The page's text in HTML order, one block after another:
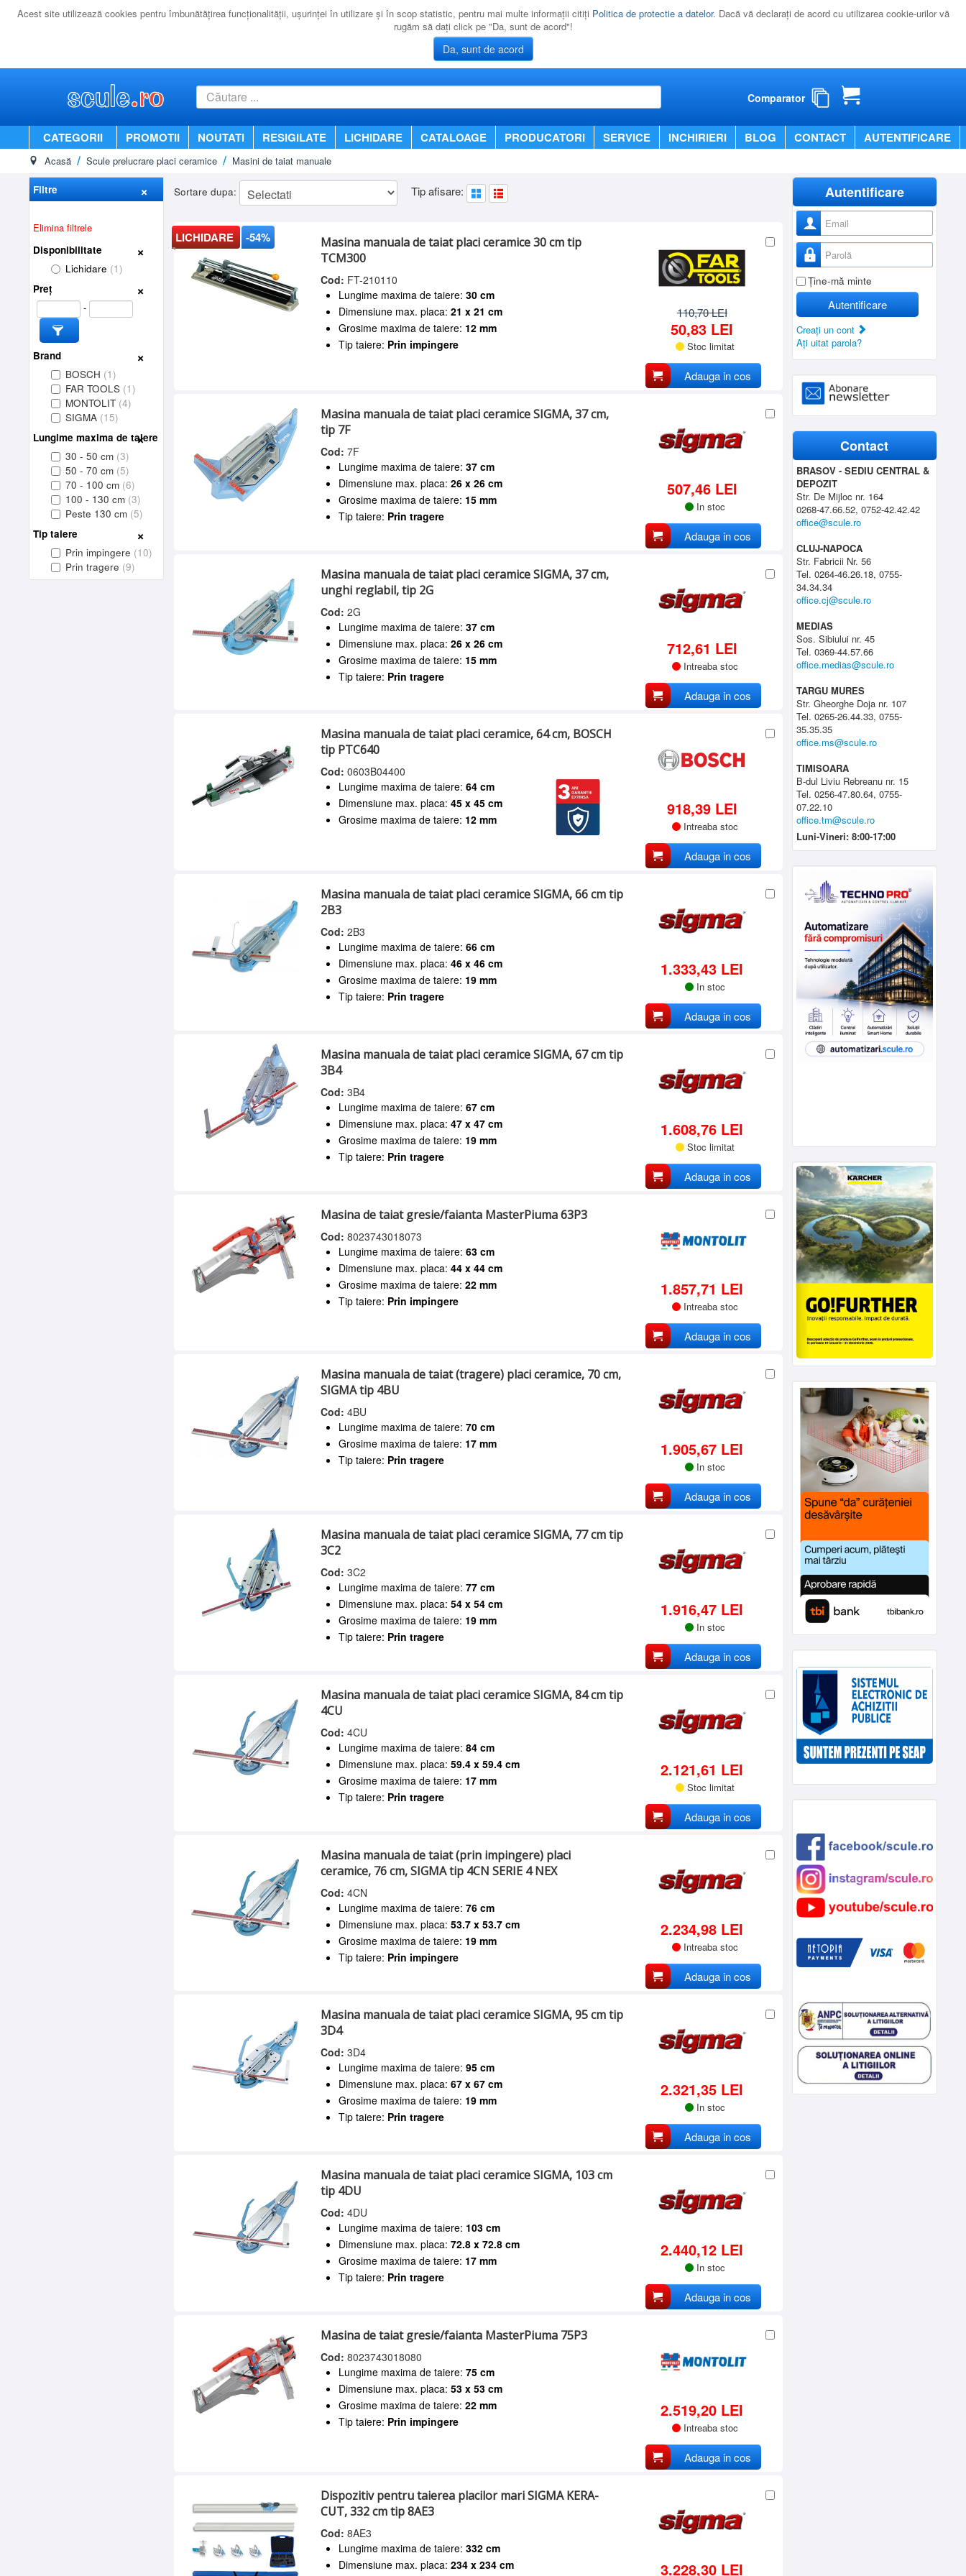
Acest site utilizează cookies pentru îmbunătăţirea funcţionalităţii, uşurinţei în utilizare şi în scop statistic, pentru mai multe informaţii citiţi Politica de protectie a datelor. Dacă vă declaraţi de acord cu utilizarea cookie-urilor vă
rugăm să daţi click pe "Da, sunt de acord"!
Da, sunt de acord
Comparator
CATEGORII PROMOTII NOUTATI RESIGILATE LICHIDARE CATALOAGE PRODUCATORI SERVICE INCHIRIERI BLOG CONTACT AUTENTIFICARE
Acasă Scule prelucrare placi ceramice Masini de taiat manuale
Filtre
Elimina filtrele
Disponibilitate
Lichidare (1)
Preț
-
Brand
BOSCH (1)
FAR TOOLS (1)
MONTOLIT (4)
SIGMA (15)
Lungime maxima de taiere
30 - 50 cm (3)
50 - 70 cm (5)
70 - 100 cm (6)
100 - 130 cm (3)
Peste 130 cm (5)
Tip taiere
Prin impingere (10)
Prin tragere (9)
Sortare dupa: Tip afisare:
LICHIDARE -54%
Masina manuala de taiat placi ceramice 30 cm tip
TCM300
Cod: FT-210110
Lungime maxima de taiere:30 cm
Dimensiune max. placa:21 x 21 cm
Grosime maxima de taiere: 12 mm
Tip taiere: Prin impingere
110,70 LEI
50,83 LEI
Stoc limitat
Adauga in cos
Masina manuala de taiat placi ceramice SIGMA, 37 cm,
tip 7F
Cod:7F
Lungime maxima de taiere:37 cm
Dimensiune max. placa:26 x 26 cm
Grosime maxima de taiere: 15 mm
Tip taiere: Prin tragere
507,46 LEI
In stoc
Adauga in cos
Masina manuala de taiat placi ceramice SIGMA, 37 cm,
unghi reglabil, tip 2G
Cod:2G
Lungime maxima de taiere:37 cm
Dimensiune max. placa:26 x 26 cm
Grosime maxima de taiere: 15 mm
Tip taiere: Prin tragere
712,61 LEI
Intreaba stoc
Adauga in cos
Masina manuala de taiat placi ceramice, 64 cm, BOSCH
tip PTC640
Cod:0603B04400
Lungime maxima de taiere:64 cm
Dimensiune max. placa:45 x 45 cm
Grosime maxima de taiere: 12 mm
918,39 LEI
Intreaba stoc
Adauga in cos
Masina manuala de taiat placi ceramice SIGMA, 66 cm tip
2B3
Cod:2B3
Lungime maxima de taiere:66 cm
Dimensiune max. placa:46 x 46 cm
Grosime maxima de taiere: 19 mm
Tip taiere: Prin tragere
1.333,43 LEI
In stoc
Adauga in cos
Masina manuala de taiat placi ceramice SIGMA, 67 cm tip
3B4
Cod:3B4
Lungime maxima de taiere:67 cm
Dimensiune max. placa:47 x 47 cm
Grosime maxima de taiere: 19 mm
Tip taiere: Prin tragere
1.608,76 LEI
Stoc limitat
Adauga in cos
Masina de taiat gresie/faianta MasterPiuma 63P3
Cod:8023743018073
Lungime maxima de taiere:63 cm
Dimensiune max. placa:44 x 44 cm
Grosime maxima de taiere:22 mm
Tip taiere: Prin impingere
1.857,71 LEI
Intreaba stoc
Adauga in cos
Masina manuala de taiat (tragere) placi ceramice, 70 cm,
SIGMA tip 4BU
Cod:4BU
Lungime maxima de taiere:70 cm
Grosime maxima de taiere: 17 mm
Tip taiere: Prin tragere
1.905,67 LEI
In stoc
Adauga in cos
Masina manuala de taiat placi ceramice SIGMA, 77 cm tip
3C2
Cod:3C2
Lungime maxima de taiere:77 cm
Dimensiune max. placa:54 x 54 cm
Grosime maxima de taiere: 19 mm
Tip taiere: Prin tragere
1.916,47 LEI
In stoc
Adauga in cos
Masina manuala de taiat placi ceramice SIGMA, 84 cm tip
4CU
Cod:4CU
Lungime maxima de taiere:84 cm
Dimensiune max. placa:59.4 x 59.4 cm
Grosime maxima de taiere: 17 mm
Tip taiere: Prin tragere
2.121,61 LEI
Stoc limitat
Adauga in cos
Masina manuala de taiat (prin impingere) placi
ceramice, 76 cm, SIGMA tip 4CN SERIE 4 NEX
Cod:4CN
Lungime maxima de taiere:76 cm
Dimensiune max. placa:53.7 x 53.7 cm
Grosime maxima de taiere: 19 mm
Tip taiere: Prin impingere
2.234,98 LEI
Intreaba stoc
Adauga in cos
Masina manuala de taiat placi ceramice SIGMA, 95 cm tip
3D4
Cod:3D4
Lungime maxima de taiere:95 cm
Dimensiune max. placa:67 x 67 cm
Grosime maxima de taiere: 19 mm
Tip taiere: Prin tragere
2.321,35 LEI
In stoc
Adauga in cos
Masina manuala de taiat placi ceramice SIGMA, 103 cm
tip 4DU
Cod:4DU
Lungime maxima de taiere: 103 cm
Dimensiune max. placa:72.8 x 72.8 cm
Grosime maxima de taiere: 17 mm
Tip taiere: Prin tragere
2.440,12 LEI
In stoc
Adauga in cos
Masina de taiat gresie/faianta MasterPiuma 75P3
Cod:8023743018080
Lungime maxima de taiere:75 cm
Dimensiune max. placa:53 x 53 cm
Grosime maxima de taiere:22 mm
Tip taiere: Prin impingere
2.519,20 LEI
Intreaba stoc
Adauga in cos
Dispozitiv pentru taierea placilor mari SIGMA KERA-
CUT, 332 cm tip 8AE3
Cod:8AE3
Lungime maxima de taiere:332 cm
Dimensiune max. placa:234 x 234 cm 3.228,30 LEI
Autentificare
Nume utilizator
Parolă
Ţine-mă minte
Autentificare
Creaţi un cont
Aţi uitat parola?
Contact
BRASOV - SEDIU CENTRAL &
DEPOZIT
Str. De Mijloc nr. 164
0268-47.66.52, 0752-42.42.42
office@scule.ro
CLUJ-NAPOCA
Str. Fabricii Nr. 56
Tel. 0264-46.26.18, 0755-
34.34.34
office.cj@scule.ro
MEDIAS
Sos. Sibiului nr. 45
Tel. 0369-44.57.66
office.medias@scule.ro
TARGU MURES
Str. Gheorghe Doja nr. 107
Tel. 0265-26.44.33, 0755-
35.35.35
office.ms@scule.ro
TIMISOARA
B-dul Liviu Rebreanu nr. 15
Tel. 0256-47.80.64, 0755-
07.22.10
office.tm@scule.ro
Luni-Vineri: 8:00-17:00